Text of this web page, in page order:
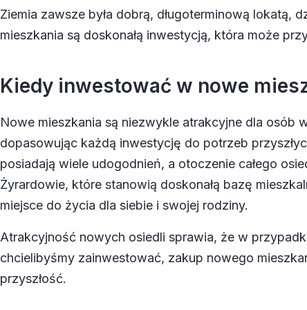
Ziemia zawsze była dobrą, długoterminową
mieszkania są doskonałą inwestycją, która może
Kiedy inwestować w nowe
Nowe mieszkania są niezwykle atrakcyjne dla osób
dopasowując każdą inwestycję do potrzeb
posiadają wiele udogodnień, a otoczenie całego
Żyrardowie, które stanowią doskonałą bazę
miejsce do życia dla siebie i swojej rodziny.
Atrakcyjność nowych osiedli sprawia, że w
chcielibyśmy zainwestować, zakup nowego
przyszłość.